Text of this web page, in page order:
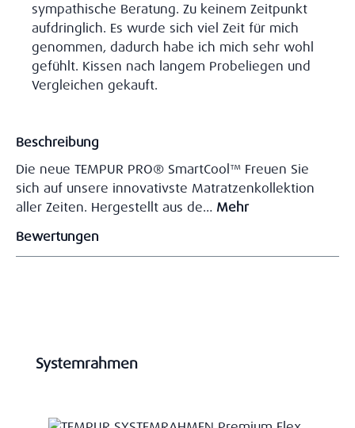
sympathische Beratung. Zu keinem Zeitpunkt
aufdringlich. Es wurde sich viel Zeit für mich
genommen, dadurch habe ich mich sehr wohl
gefühlt. Kissen nach langem Probeliegen und
Vergleichen gekauft.
Beschreibung
Die neue TEMPUR PRO® SmartCool™ Freuen Sie
sich auf unsere innovativste Matratzenkollektion
aller Zeiten. Hergestellt aus de… Mehr
Bewertungen
Produktgalerie überspringen
Systemrahmen